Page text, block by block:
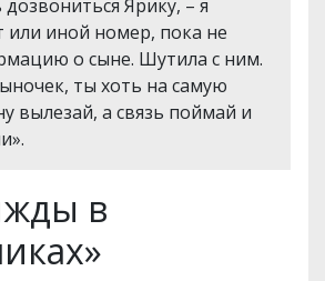
дозвониться Ярику, – я
или иной номер, пока не
о сыне. Шутила с ним.
ты хоть на самую
вылезай, а связь поймай и
в